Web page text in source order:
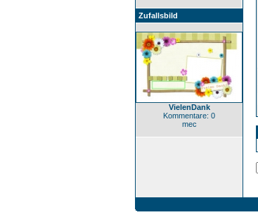
Zufallsbild
VielenDank
Kommentare: 0
mec